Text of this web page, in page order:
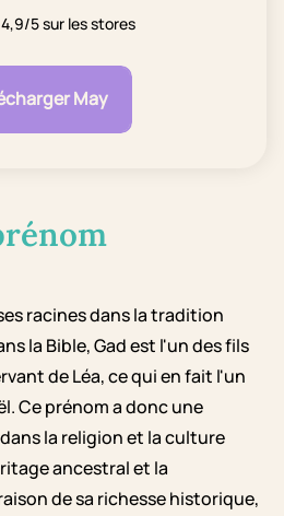
4,9/5 sur les stores
May
racines dans la tradition
la Bible, Gad est l'un des fils
de Léa, ce qui en fait l'un
Ce prénom a donc une
la religion et la culture
ancestral et la
de sa richesse historique,